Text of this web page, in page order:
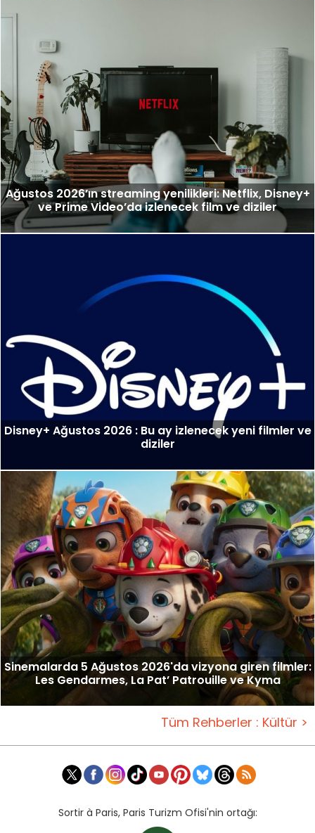
Ağustos 2026’ın streaming yenilikleri: Netflix, Disney+
ve Prime Video’da izlenecek film ve diziler
Disney+ Ağustos 2026 : Bu ay izlenecek yeni filmler ve
diziler
Sinemalarda 5 Ağustos 2026'da vizyona giren filmler:
Les Gendarmes, La Pat’ Patrouille ve Kyma
Tüm Rehberler : Kültür >
Sortir à Paris, Paris Turizm Ofisi'nin ortağı: